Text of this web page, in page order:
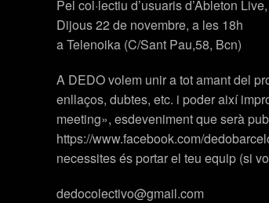
Pel col·lectiu d’usuaris d’Ableton Live,
Dijous 22 de novembre, a les 18h
a Telenoika (C/Sant Pau,58, Bcn)
A DEDOvolem unir a tot amant del
enllaços, dubtes, etc. i poder així
meeting», esdeveniment que serà
https://www.facebook.com/
necessites és portar el teu equip (si
dedocolectivo@gmail.com